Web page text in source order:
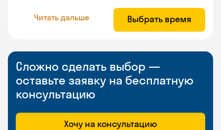
Читать дальше Выбрать время
Сложно сделать выбор —
оставьте заявку на бесплатную
консультацию
Хочу на консультацию